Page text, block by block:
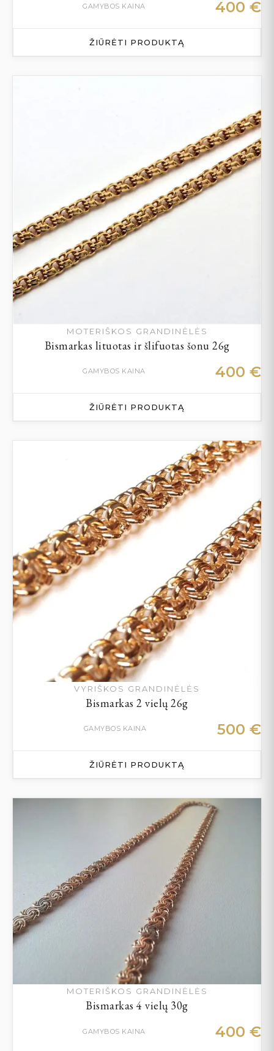
GAMYBOS KAINA 400 €
ŽIŪRĖTI PRODUKTĄ
MOTERIŠKOS GRANDINĖLĖS
Bismarkas lituotas ir šlifuotas šonu 26g
GAMYBOS KAINA 400 €
ŽIŪRĖTI PRODUKTĄ
VYRIŠKOS GRANDINĖLĖS
Bismarkas 2 vielų 26g
GAMYBOS KAINA 500 €
ŽIŪRĖTI PRODUKTĄ
MOTERIŠKOS GRANDINĖLĖS
Bismarkas 4 vielų 30g
GAMYBOS KAINA 400 €